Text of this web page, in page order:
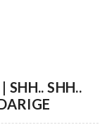
SHH..